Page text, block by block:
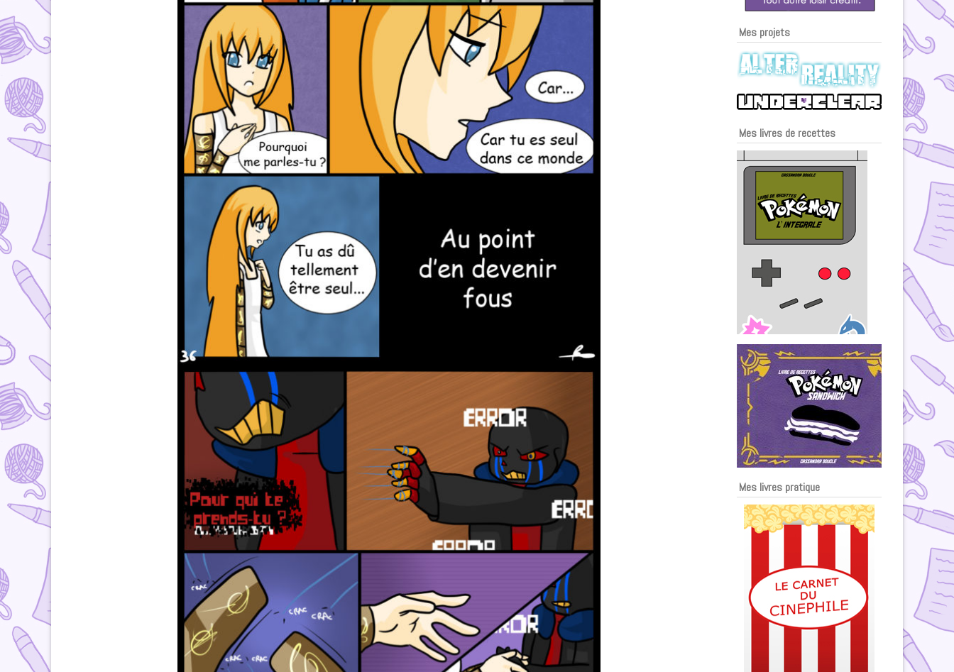
Mes projets
Mes livres de recettes
Mes livres pratique